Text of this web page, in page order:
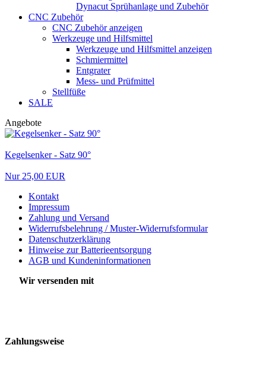
Dynacut Sprühanlage und Zubehör
CNC Zubehör
CNC Zubehör anzeigen
Werkzeuge und Hilfsmittel
Werkzeuge und Hilfsmittel anzeigen
Schmiermittel
Entgrater
Mess- und Prüfmittel
Stellfüße
SALE
Angebote
Kegelsenker - Satz 90°
Nur 25,00 EUR
Kontakt
Impressum
Zahlung und Versand
Widerrufsbelehrung / Muster-Widerrufsformular
Datenschutzerklärung
Hinweise zur Batterieentsorgung
AGB und Kundeninformationen
Wir versenden mit
Zahlungsweise